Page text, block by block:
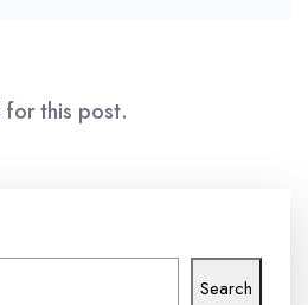
for this post.
Search